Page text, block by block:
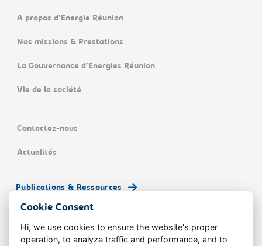
A propos d’Energie Réunion
Nos missions & Prestations
La Gouvernance d’Energies Réunion
Vie de la société
Contactez-nous
Actualités
Publications & Ressources
© Energies Réunion Fé ek ♥︎Doublea.io
Cookie Consent
Hi, we use cookies to ensure the website's proper
operation, to analyze traffic and performance, and to